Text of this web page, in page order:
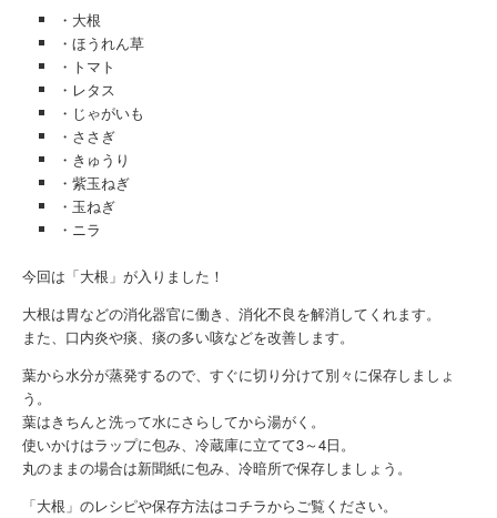
・大根
・ほうれん草
・トマト
・レタス
・じゃがいも
・ささぎ
・きゅうり
・紫玉ねぎ
・玉ねぎ
・ニラ
今回は「大根」が入りました！
大根は胃などの消化器官に働き、消化不良を解消してくれます。
また、口内炎や痰、痰の多い咳などを改善します。
葉から水分が蒸発するので、すぐに切り分けて別々に保存しましょ
う。
葉はきちんと洗って水にさらしてから湯がく。
使いかけはラップに包み、冷蔵庫に立てて3～4日。
丸のままの場合は新聞紙に包み、冷暗所で保存しましょう。
「大根」のレシピや保存方法はコチラからご覧ください。